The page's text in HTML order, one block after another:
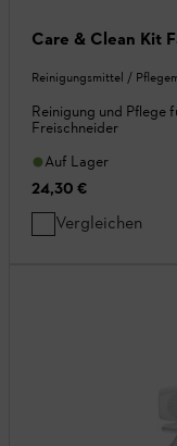
Care & Clean Kit
Reinigungsmittel /
Reinigung und Pflege
Freischneider
Auf Lager
24,30 €
Vergleichen